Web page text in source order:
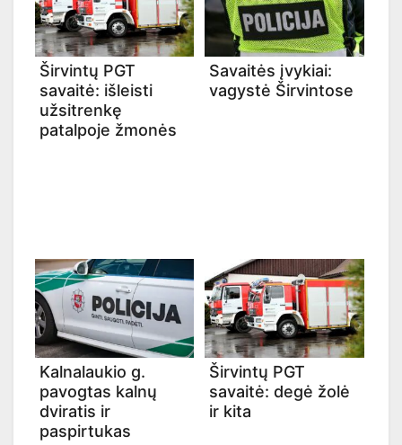
Širvintų PGT
savaitė: išleisti
užsitrenkę
patalpoje žmonės
Savaitės įvykiai:
vagystė Širvintose
Kalnalaukio g.
pavogtas kalnų
dviratis ir
paspirtukas
Širvintų PGT
savaitė: degė žolė
ir kita